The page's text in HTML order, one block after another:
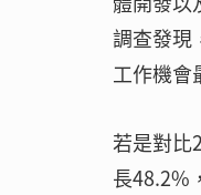
調查發現
工作機會
若是對比
長48.2%